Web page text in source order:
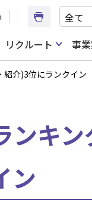
文書種
リクルート 事
紹介)3位にランクイン
ンキ
ン